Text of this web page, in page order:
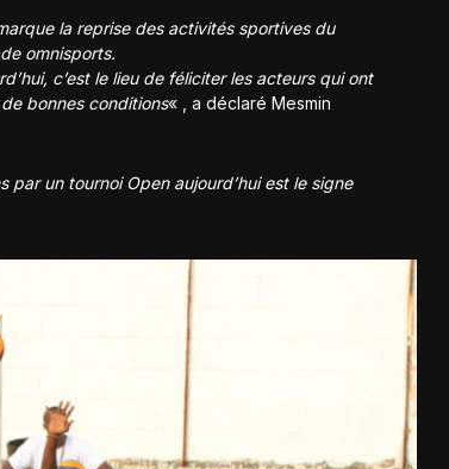
la reprise des activités sportives du
omnisports.
c’est le lieu de féliciter les acteurs qui ont
bonnes conditions« , a déclaré Mesmin
par un tournoi Open aujourd’hui est le signe